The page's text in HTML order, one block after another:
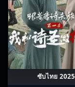
ซับไทย 2025